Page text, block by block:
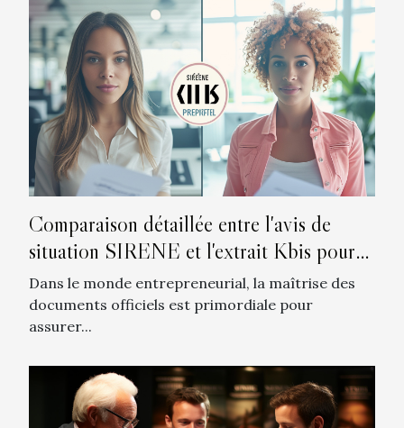
Comparaison détaillée entre l'avis de
situation SIRENE et l'extrait Kbis pour
les entrepreneurs
Dans le monde entrepreneurial, la maîtrise des
documents officiels est primordiale pour
assurer...